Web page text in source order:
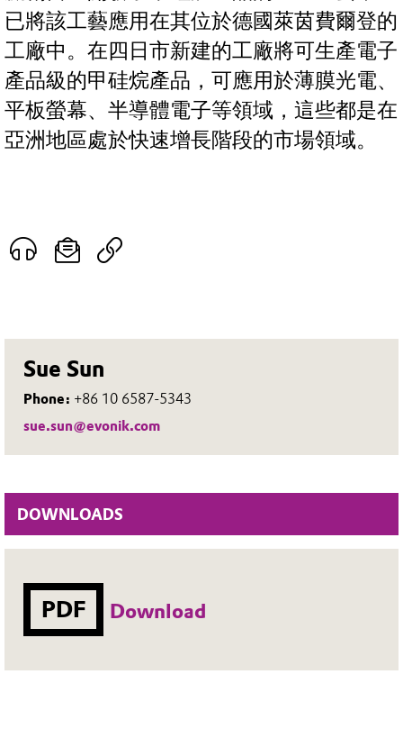
Sue Sun
Phone: +86 10 6587-5343
sue.sun@evonik.com
DOWNLOADS
PDF Download
已將該工藝應用在其位於德國萊茵費爾登的
工廠中。在四日市新建的工廠將可生產電子
產品級的甲硅烷產品，可應用於薄膜光電、
平板螢幕、半導體電子等領域，這些都是在
亞洲地區處於快速增長階段的市場領域。